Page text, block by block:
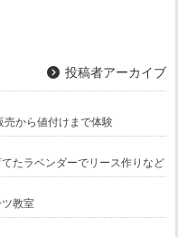
投稿者アーカイブ
売から値付けまで体験
たラベンダーでリース作りなど
教室